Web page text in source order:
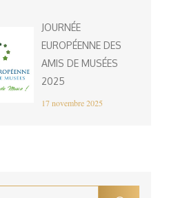
JOURNÉE
EUROPÉENNE DES
AMIS DE MUSÉES
2025
17 novembre 2025